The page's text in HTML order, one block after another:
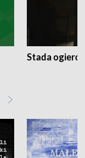
Stada